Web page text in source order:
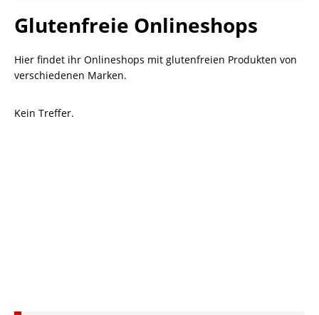
Glutenfreie Onlineshops
Hier findet ihr Onlineshops mit glutenfreien Produkten von
verschiedenen Marken.
Kein Treffer.